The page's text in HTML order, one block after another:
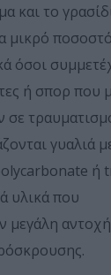
και το
μικρό
όσοι
ή σπορ που
σε
γυαλιά
ή
υλικά που
μεγάλη